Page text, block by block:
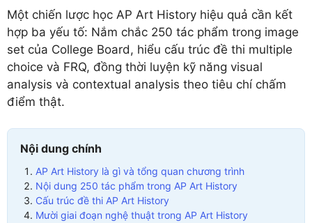
Một chiến lược học AP Art History hiệu quả cần kết
hợp ba yếu tố: Nắm chắc 250 tác phẩm trong image
set của College Board, hiểu cấu trúc đề thi multiple
choice và FRQ, đồng thời luyện kỹ năng visual
analysis và contextual analysis theo tiêu chí chấm
điểm thật.
Nội dung chính
AP Art History là gì và tổng quan chương trình
Nội dung 250 tác phẩm trong AP Art History
Cấu trúc đề thi AP Art History
Mười giai đoạn nghệ thuật trong AP Art History